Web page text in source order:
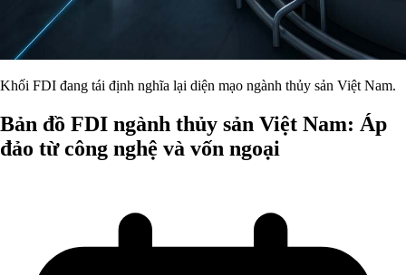
Khối FDI đang tái định nghĩa lại diện mạo ngành thủy sản Việt Nam.
Bản đồ FDI ngành thủy sản Việt Nam: Áp
đảo từ công nghệ và vốn ngoại